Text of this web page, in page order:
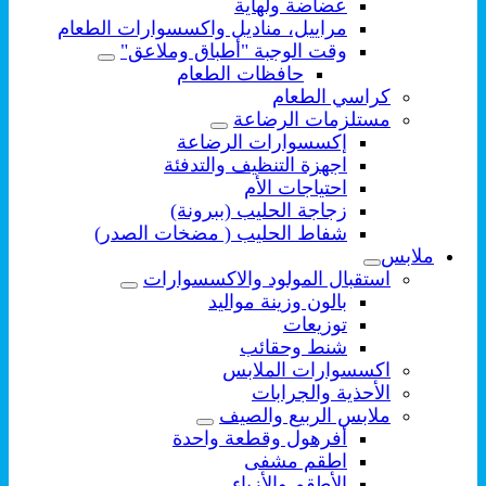
عضاضة ولهاية
مراييل، مناديل واكسسوارات الطعام
وقت الوجبة "أطباق وملاعق"
حافظات الطعام
كراسي الطعام
مستلزمات الرضاعة
إكسسوارات الرضاعة
اجهزة التنظيف والتدفئة
احتياجات الأم
زجاجة الحليب (ببرونة)
شفاط الحليب ( مضخات الصدر)
ملابس
استقبال المولود والاكسسوارات
بالون وزينة مواليد
توزيعات
شنط وحقائب
اكسسوارات الملابس
الأحذية والجرابات
ملابس الربيع والصيف
أفرهول وقطعة واحدة
اطقم مشفى